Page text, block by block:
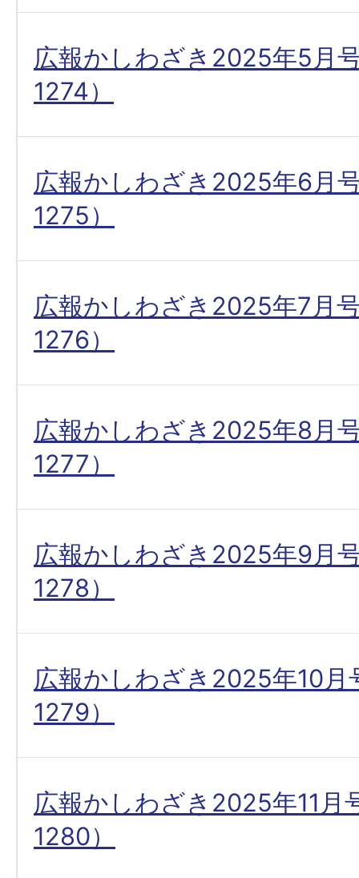
広報かしわざき2025年5月
1274）
広報かしわざき2025年6月
1275）
広報かしわざき2025年7月
1276）
広報かしわざき2025年8月
1277）
広報かしわざき2025年9月
1278）
広報かしわざき2025年10月
1279）
広報かしわざき2025年11月
1280）